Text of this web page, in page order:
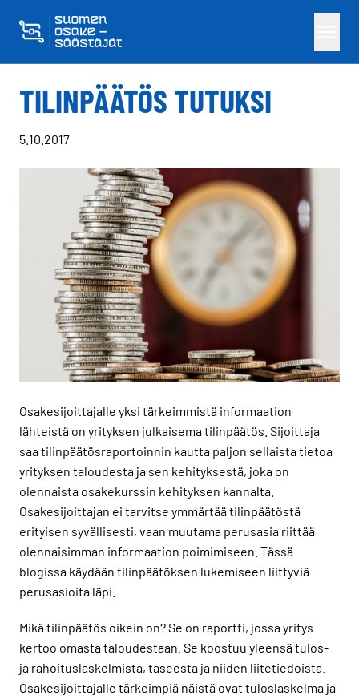
Skippaa sisältö
TILINPÄÄTÖS TUTUKSI
5.10.2017
Osakesijoittajalle yksi tärkeimmistä informaation
lähteistä on yrityksen julkaisema tilinpäätös. Sijoittaja
saa tilinpäätösraportoinnin kautta paljon sellaista tietoa
yrityksen taloudesta ja sen kehityksestä, joka on
olennaista osakekurssin kehityksen kannalta.
Osakesijoittajan ei tarvitse ymmärtää tilinpäätöstä
erityisen syvällisesti, vaan muutama perusasia riittää
olennaisimman informaation poimimiseen. Tässä
blogissa käydään tilinpäätöksen lukemiseen liittyviä
perusasioita läpi.
Mikä tilinpäätös oikein on? Se on raportti, jossa yritys
kertoo omasta taloudestaan. Se koostuu yleensä tulos-
ja rahoituslaskelmista, taseesta ja niiden liitetiedoista.
Osakesijoittajalle tärkeimpiä näistä ovat tuloslaskelma ja